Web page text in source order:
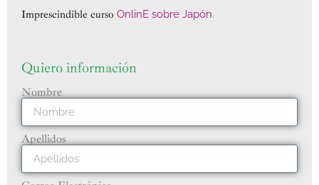
Imprescindible curso OnlinE sobre Japón.
Quiero información
Nombre
Apellidos